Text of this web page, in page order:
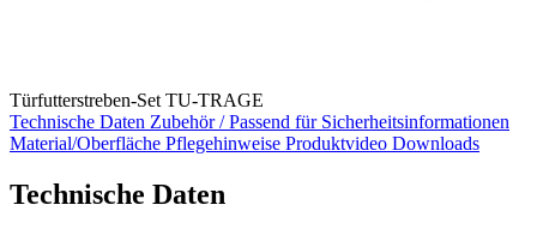
Türfutterstreben-Set TU-TRAGE
Technische Daten Zubehör / Passend für Sicherheitsinformationen
Material/Oberfläche Pflegehinweise Produktvideo Downloads
Technische Daten